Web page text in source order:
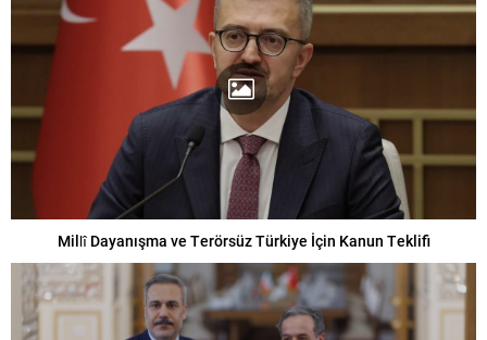
Millî Dayanışma ve Terörsüz Türkiye İçin Kanun Teklifi